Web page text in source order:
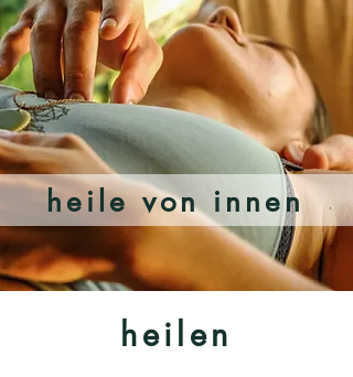
heilen
heile von innen